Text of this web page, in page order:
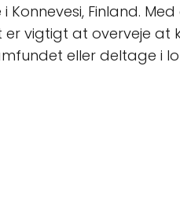
Finland.
vigtigt at overveje at
eller deltage i